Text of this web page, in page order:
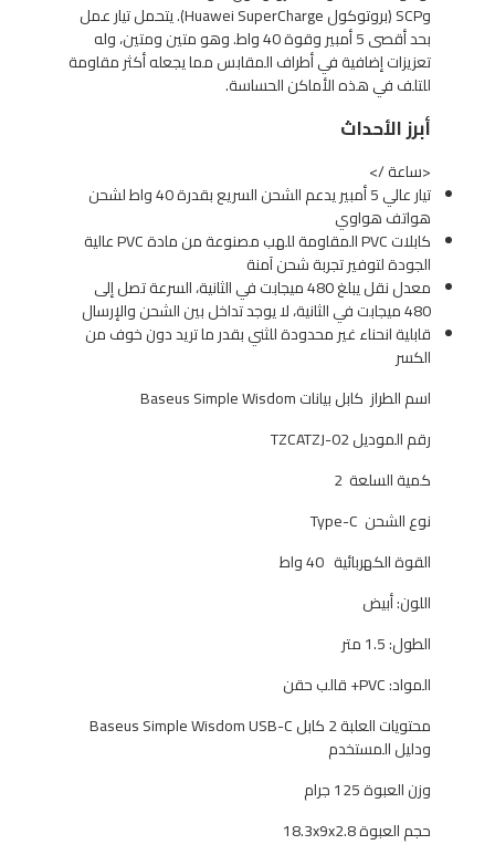
وSCP (بروتوكول Huawei SuperCharge). يتحمل تيار عمل
بحد أقصى 5 أمبير وقوة 40 واط. وهو متين ومتين، وله
تعزيزات إضافية في أطراف المقابس مما يجعله أكثر مقاومة
للتلف في هذه الأماكن الحساسة.
أبرز الأحداث
<ساعة />
تيار عالي 5 أمبير يدعم الشحن السريع بقدرة 40 واط لشحن
هواتف هواوي
كابلات PVC المقاومة للهب مصنوعة من مادة PVC عالية
الجودة لتوفير تجربة شحن آمنة
معدل نقل يبلغ 480 ميجابت في الثانية، السرعة تصل إلى
480 ميجابت في الثانية، لا يوجد تداخل بين الشحن والإرسال
قابلية انحناء غير محدودة للثني بقدر ما تريد دون خوف من
الكسر
اسم الطراز كابل بيانات Baseus Simple Wisdom
رقم الموديلTZCATZJ-02
كمية السلعة
نوع الشحن Type-C
القوة الكهربائية
اللون: أبيض
الطول: 1.5 متر
المواد: PVC+ قالب حقن
محتويات العلبة
2 كابل Baseus Simple Wisdom USB-C
ودليل المستخدم
وزن العبوة 125 جرام
حجم العبوة 18.3x9x2.8